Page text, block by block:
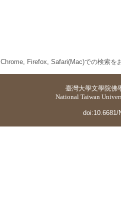
Chrome, Firefox, Safari(Mac)での検索を
臺灣大學文學院佛
National Taiwan
doi:10.6681/